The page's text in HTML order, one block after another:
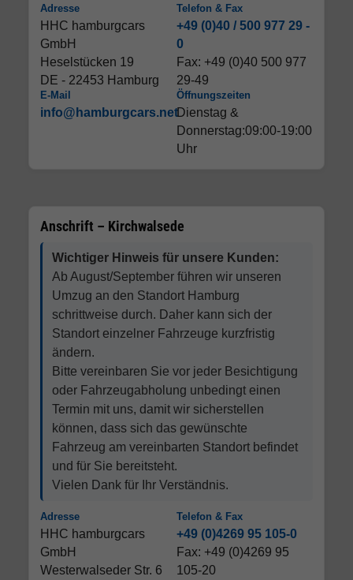
Adresse
HHC hamburgcars
GmbH
Heselstücken 19
DE - 22453 Hamburg
Telefon & Fax
+49 (0)40 / 500 977 29 -
0
Fax: +49 (0)40 500 977
29-49
E-Mail
info@hamburgcars.net
Öffnungszeiten
Dienstag &
Donnerstag:09:00-19:00
Uhr
Anschrift – Kirchwalsede
Wichtiger Hinweis für unsere Kunden:
Ab August/September führen wir unseren
Umzug an den Standort Hamburg
schrittweise durch. Daher kann sich der
Standort einzelner Fahrzeuge kurzfristig
ändern.
Bitte vereinbaren Sie vor jeder Besichtigung
oder Fahrzeugabholung unbedingt einen
Termin mit uns, damit wir sicherstellen
können, dass sich das gewünschte
Fahrzeug am vereinbarten Standort befindet
und für Sie bereitsteht.
Vielen Dank für Ihr Verständnis.
Adresse
HHC hamburgcars
GmbH
Westerwalseder Str. 6
Telefon & Fax
+49 (0)4269 95 105-0
Fax: +49 (0)4269 95
105-20